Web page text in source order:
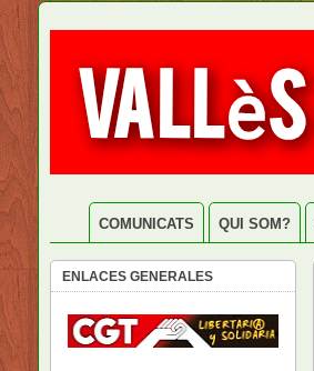
COMUNICATS QUI SOM?
ENLACES GENERALES